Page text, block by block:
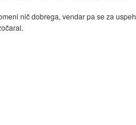
nič dobrega, vendar pa se za uspeh